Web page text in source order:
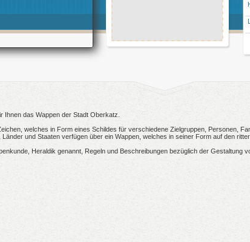
Ihnen das Wappen der Stadt Oberkatz.
welches in Form eines Schildes für verschiedene Zielgruppen, Personen,
und Staaten verfügen über ein Wappen, welches in seiner Form auf den
Heraldik genannt, Regeln und Beschreibungen bezüglich der Gestaltung